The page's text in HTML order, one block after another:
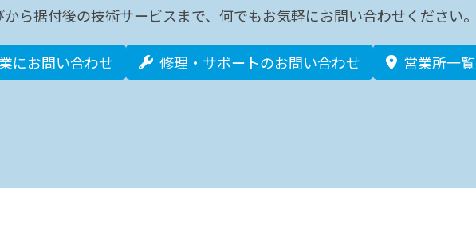
ら据付後の技術サービスまで、何でもお気軽にお問い合わせください。
にお問い合わせ 修理・サポートのお問い合わせ 営業所一覧